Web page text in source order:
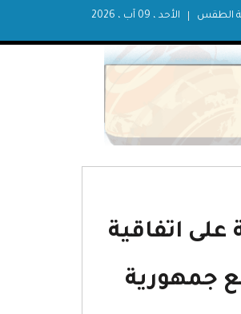
الأحد ، 09 آب ، 2026 الطقس
المصادقة على اتفاقية
جمهورية